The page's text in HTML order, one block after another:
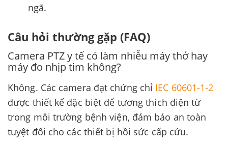
ngã.
Câu hỏi thường gặp (FAQ)
Camera PTZ y tế có làm nhiễu máy thở hay
máy đo nhịp tim không?
Không. Các camera đạt chứng chỉ IEC 60601-1-2
được thiết kế đặc biệt để tương thích điện từ
trong môi trường bệnh viện, đảm bảo an toàn
tuyệt đối cho các thiết bị hồi sức cấp cứu.